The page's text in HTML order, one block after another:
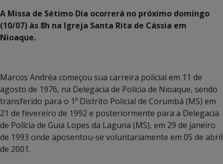
A Missa de Sétimo Dia ocorrerá no próximo domingo
(10/07) às 8h na Igreja Santa Rita de Cássia em
Nioaque.
Marcos Andréa começou sua carreira policial em 11 de
agosto de 1976, na Delegacia de Polícia de Nioaque, sendo
transferido para o 1º Distrito Policial de Corumbá (MS) em
21 de fevereiro de 1992 e posteriormente para a Delegacia
de Polícia de Guia Lopes da Laguna (MS), em 29 de janeiro
de 1993 onde aposentou-se voluntariamente em 05 de abril
de 2001.